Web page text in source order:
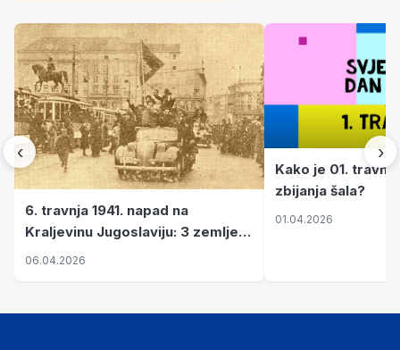
‹
6. travnja 1941. napad na
Kraljevinu Jugoslaviju: 3 zemlje
nastale njenim raspadom
06.04.2026
Kako je 01.
zbijanja šala?
01.04.2026
›